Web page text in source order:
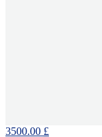
3500.00 £